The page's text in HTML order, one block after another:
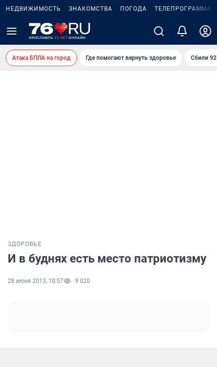
НЕДВИЖИМОСТЬ ЗНАКОМСТВА ПОГОДА ТЕЛЕПРОГРАММА
Атака БПЛА на город Где помогают вернуть здоровье Сбили
ЗДОРОВЬЕ
И в буднях есть место патриотизму
28 июня 2013, 10:57 9 020